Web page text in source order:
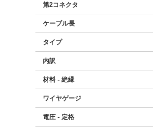
第2コネクタ
ケーブル長
タイプ
内訳
材料 - 絶縁
ワイヤゲージ
電圧 - 定格